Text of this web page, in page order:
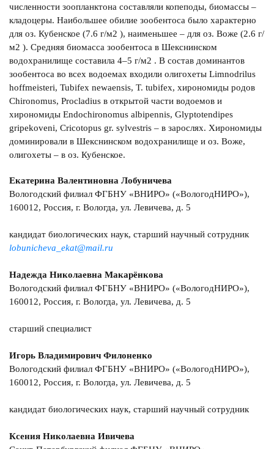
численности зоопланктона составляли копеподы, биомассы –
кладоцеры. Наибольшее обилие зообентоса было характерно
для оз. Кубенское (7.6 г/м2 ), наименьшее – для оз. Воже (2.6 г/
м2 ). Средняя биомасса зообентоса в Шекснинском
водохранилище составила 4–5 г/м2 . В состав доминантов
зообентоса во всех водоемах входили олигохеты Limnodrilus
hoffmeisteri, Tubifex newaensis, T. tubifex, хирономиды родов
Chironomus, Procladius в открытой части водоемов и
хирономиды Endochironomus albipennis, Glyptotendipes
gripekoveni, Cricotopus gr. sylvestris – в зарослях. Хирономиды
доминировали в Шекснинском водохранилище и оз. Воже,
олигохеты – в оз. Кубенское.
Екатерина Валентиновна Лобуничева
Вологодский филиал ФГБНУ «ВНИРО» («ВологодНИРО»),
160012, Россия, г. Вологда, ул. Левичева, д. 5
кандидат биологических наук, старший научный сотрудник
lobunicheva_ekat@mail.ru
Надежда Николаевна Макарёнкова
Вологодский филиал ФГБНУ «ВНИРО» («ВологодНИРО»),
160012, Россия, г. Вологда, ул. Левичева, д. 5
старший специалист
Игорь Владимирович Филоненко
Вологодский филиал ФГБНУ «ВНИРО» («ВологодНИРО»),
160012, Россия, г. Вологда, ул. Левичева, д. 5
кандидат биологических наук, старший научный сотрудник
Ксения Николаевна Ивичева